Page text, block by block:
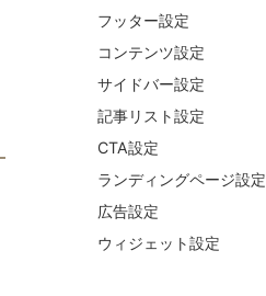
フッター設定
コンテンツ設定
サイドバー設定
記事リスト設定
CTA設定
ランディングページ設定
広告設定
ウィジェット設定